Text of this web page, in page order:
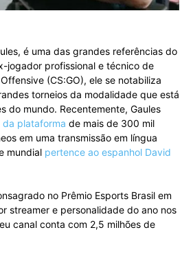
é uma das grandes referências do
jogador profissional e técnico de
(CS:GO), ele se notabiliza
torneios da modalidade que está
do mundo. Recentemente, Gaules
plataforma de mais de 300 mil
em uma transmissão em língua
mundial pertence ao espanhol David
no Prêmio Esports Brasil em
streamer e personalidade do ano nos
canal conta com 2,5 milhões de